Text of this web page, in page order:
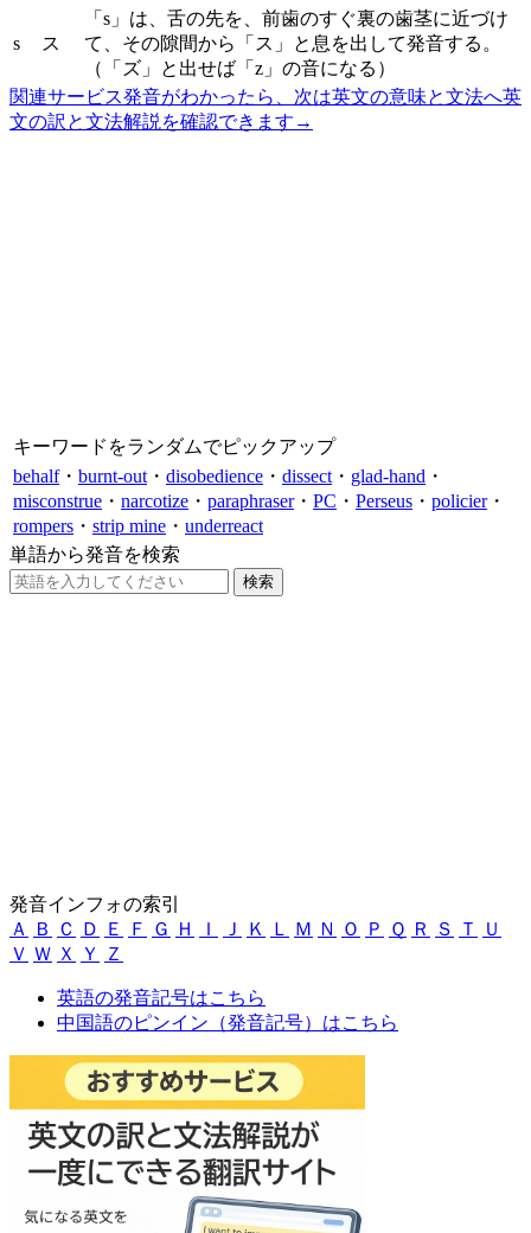
s ス
「s」は、舌の先を、前歯のすぐ裏の歯茎に近づけ
て、その隙間から「ス」と息を出して発音する。
（「ズ」と出せば「z」の音になる）
関連サービス発音がわかったら、次は英文の意味と文法へ英
文の訳と文法解説を確認できます →
キーワードをランダムでピックアップ
behalf・ burnt-out ・ disobedience ・ dissect ・ glad-hand ・
misconstrue ・ narcotize ・ paraphraser・ PC ・ Perseus ・ policier・
rompers ・ strip mine ・ underreact
単語から発音を検索
発音インフォの索引
Ａ
Ｂ Ｃ Ｄ Ｅ Ｆ Ｇ Ｈ Ｉ Ｊ Ｋ Ｌ Ｍ Ｎ Ｏ Ｐ Ｑ Ｒ Ｓ Ｔ
Ｕ
Ｖ Ｗ Ｘ Ｙ Ｚ
英語の発音記号はこちら
中国語のピンイン（発音記号）はこちら